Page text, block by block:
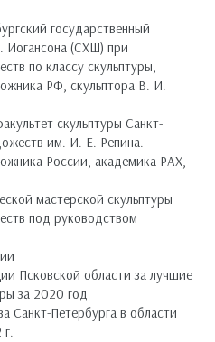
государственный
Иогансона (СХШ) при
по классу скульптуры,
РФ, скульптора В. И.
скульптуры Санкт-
им. И. Е. Репина.
России, академика РАХ,
мастерской скульптуры
под руководством
Псковской области за лучшие
за 2020 год
Санкт-Петербурга в области